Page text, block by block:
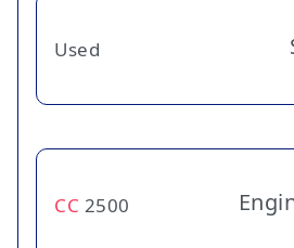
Used
2500
CC